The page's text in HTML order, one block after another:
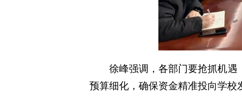
徐峰强调，各部门要抢抓机遇
预算细化，确保资金精准投向学